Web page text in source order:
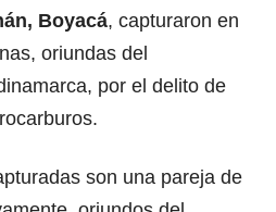
Boyacá, capturaron en
oriundas del
por el delito de
son una pareja de